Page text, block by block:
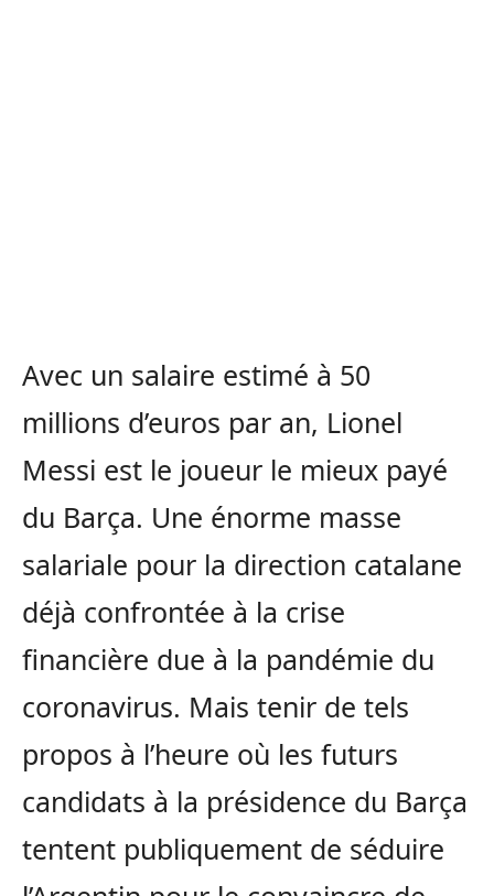
Avec un salaire estimé à 50
millions d’euros par an, Lionel
Messi est le joueur le mieux payé
du Barça. Une énorme masse
salariale pour la direction catalane
déjà confrontée à la crise
financière due à la pandémie du
coronavirus. Mais tenir de tels
propos à l’heure où les futurs
candidats à la présidence du Barça
tentent publiquement de séduire